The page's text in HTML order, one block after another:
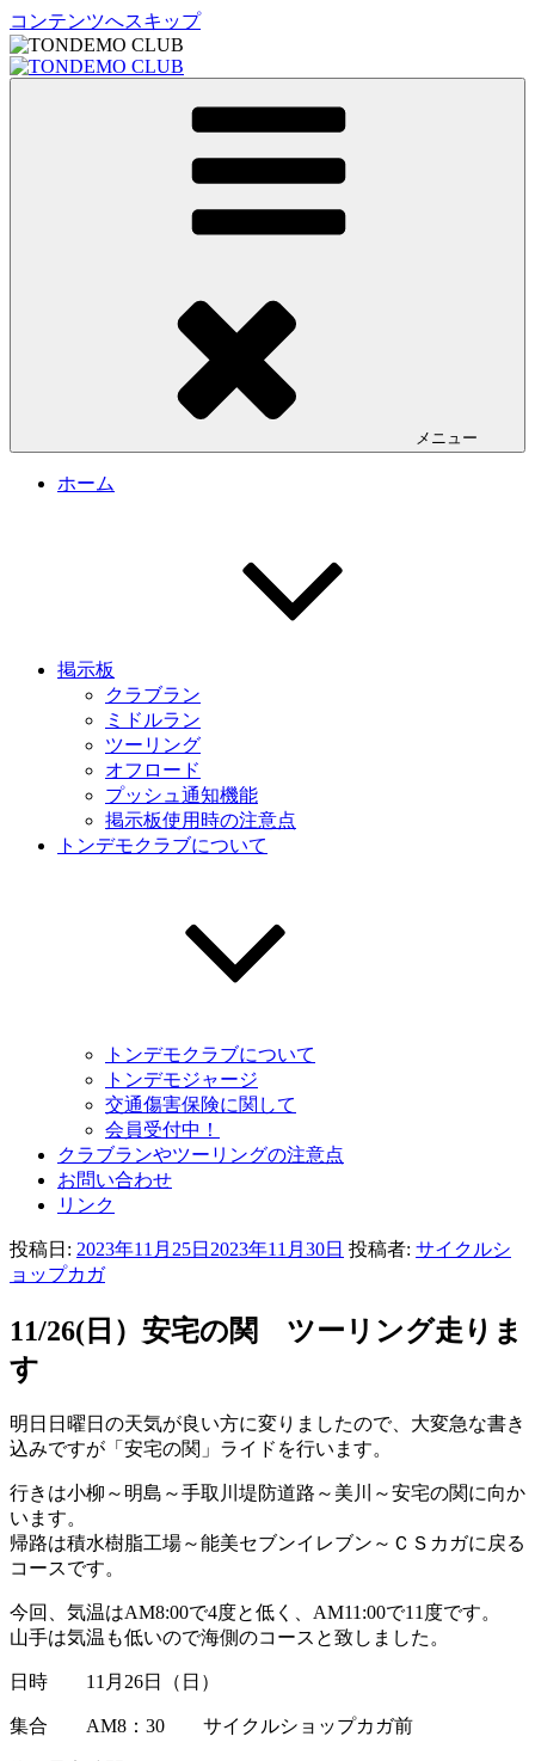
コンテンツへスキップ
トンデモクラブ公式サイト
メニュー
ホーム
掲示板
クラブラン
ミドルラン
ツーリング
オフロード
プッシュ通知機能
掲示板使用時の注意点
トンデモクラブについて
トンデモクラブについて
トンデモジャージ
交通傷害保険に関して
会員受付中！
クラブランやツーリングの注意点
お問い合わせ
リンク
投稿日: 2023年11月25日 2023年11月30日 投稿者: サイクルシ
ョップカガ
11/26(日）安宅の関 ツーリング走りま
す
明日日曜日の天気が良い方に変りましたので、大変急な書き
込みですが「安宅の関」ライドを行います。
行きは小柳～明島～手取川堤防道路～美川～安宅の関に向か
います。
帰路は積水樹脂工場～能美セブンイレブン～ＣＳカガに戻る
コースです。
今回、気温はAM8:00で4度と低く、AM11:00で11度です。
山手は気温も低いので海側のコースと致しました。
日時 11月26日（日）
集合 AM8：30 サイクルショップカガ前